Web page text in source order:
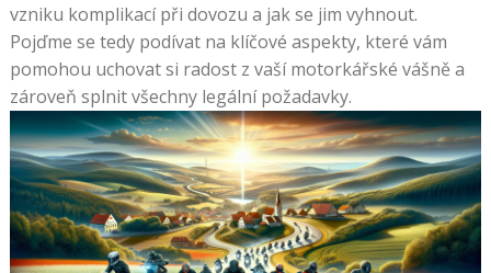
vzniku komplikací při dovozu a jak se jim vyhnout.
Pojďme se tedy podívat na klíčové aspekty, které vám
pomohou uchovat si radost z vaší motorkářské vášně a
zároveň splnit všechny legální požadavky.